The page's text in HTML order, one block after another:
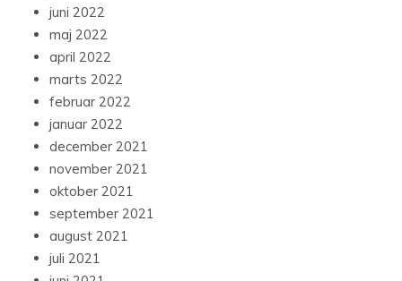
juni 2022
maj 2022
april 2022
marts 2022
februar 2022
januar 2022
december 2021
november 2021
oktober 2021
september 2021
august 2021
juli 2021